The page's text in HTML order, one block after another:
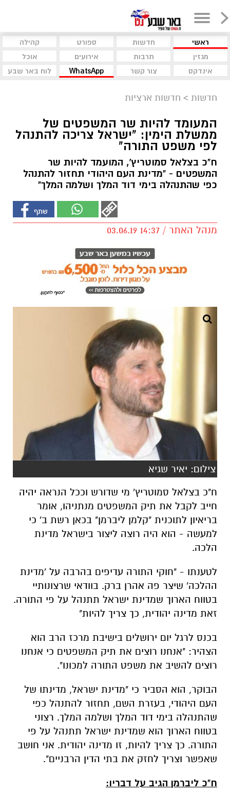
ראשי חדשות ספורט
קהילה
מגזין
תרבות אירועים
אוכל
אינדקס
צור קשר WhatsApp לוח באר שבע
חדשות > חדשות ארציות
המעומד להיות שר המשפטים של
ממשלת הימין: "ישראל צריכה להתנהל
לפי משפט התורה"
ח"כ בצלאל סמוטריץ', המועמד להיות שר
המשפטים - "מדינת העם היהודי תחזור להתנהל
כפי שהתנהלה בימי דוד המלך ושלמה המלך"
מנהל האתר / 14:37 03.06.19
צילום: יאיר שגיא
ח"כ בצלאל סמוטריץ' מי שדורש וככל הנראה יהיה
חייב לקבל את תיק המשפטים מנתניהו, אומר
בריאיון לתוכנית "קלמן ליברמן" בכאן רשת ב' כי
הלכה.
לטענתו - "חוקי התורה עדיפים בהרבה על 'מדינת
ההלכה' שיצר פה אהרן ברק. בוודאי שרצונותיי
בטווח הארוך שמדינת ישראל תתנהל על פי התורה.
בכנס לרגל יום ירושלים בישיבת מרכז הרב הוא
הצהיר: "אנחנו רוצים את תיק המשפטים כי אנחנו
רוצים להשיב את משפט התורה למכונו".
הבוקר, הוא הסביר כי "מדינת ישראל, מדינתו של
העם היהודי, בעזרת השם, תחזור להתנהל כפי
שהתנהלה בימי דוד המלך ושלמה המלך. רצוני
התורה. כך צריך להיות, זו מדינה יהודית. אני חושב
שאפשר וצריך לחזק את בתי הדין הרבניים".
ח"כ ליברמן הגיב על דבריו:
"זו מדינת הלכה בהתגלמותה. אנחנו נמנע את זה,
במשפט הישראלי, אבל משפט ישראלי לא יכול